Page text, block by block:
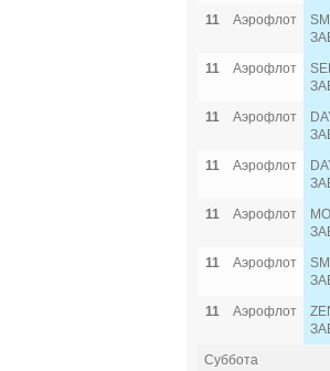
11
Аэрофлот
11
Аэрофлот
11
Аэрофлот
11
Аэрофлот
11
Аэрофлот
11
Аэрофлот
11
Аэрофлот
Суббота